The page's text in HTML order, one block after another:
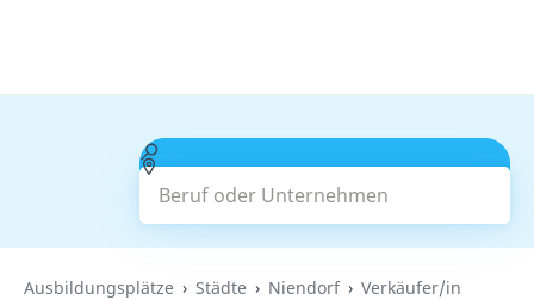
Beruf oder Unternehmen
Suchen
Ausbildungsplätze Städte Niendorf Verkäufer/in